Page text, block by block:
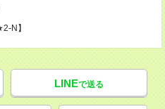
N】
LINEで送る